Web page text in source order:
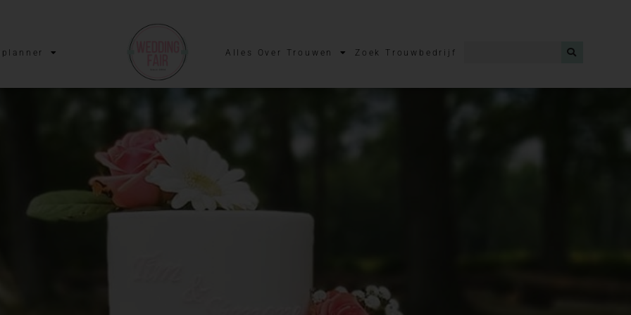
Alles Over Trouwen Zoek Trouwbedrijf